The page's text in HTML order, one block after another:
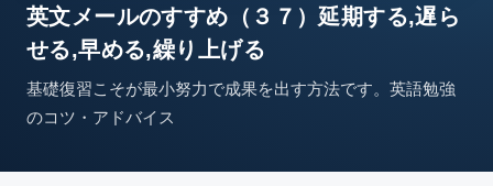
英文メールのすすめ（３７）延期する,遅ら
せる,早める,繰り上げる
基礎復習こそが最小努力で成果を出す方法です。英語勉強
のコツ・アドバイス